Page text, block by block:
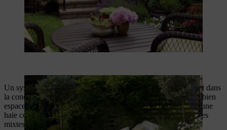
Un système d’écran brise-vue est également un atout important dans
la conception de petits jardins. Faites votre jardin en veillant à bien
espacer les divers buissons, en évitant d’entourer le jardin par une
haie continue dont l'aspect sera rapidement monotone. Les haies
mixtes sont donc à privilégier pour créer un petit jardin.